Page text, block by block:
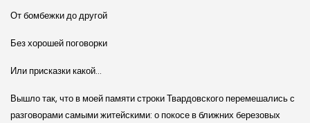
От бомбежки до другой
Без хорошей поговорки
Или присказки какой…
Вышло так, что в моей памяти строки Твардовского перемешались с
разговорами самыми житейскими: о покосе в ближних березовых